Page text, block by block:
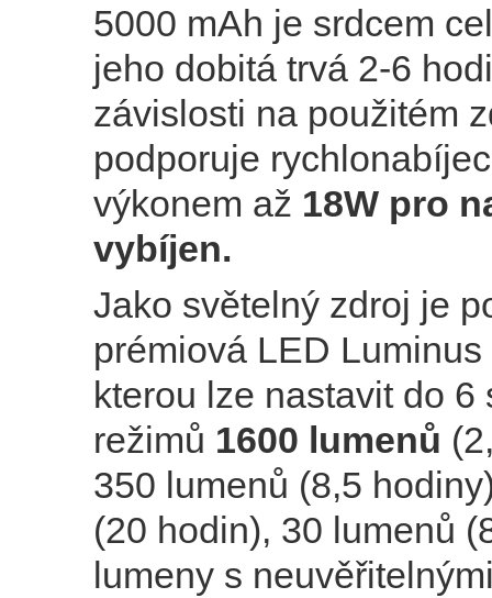
5000 mAh je srdcem
jeho dobitá trvá 2-6
závislosti na použitém
podporuje
výkonem až 18W pro
vybíjen.
Jako světelný zdroj je
prémiová LED Luminus
kterou lze nastavit do 6
režimů 1600 lumenů
350 lumenů (8,5
(20 hodin), 30 lumenů
lumeny s